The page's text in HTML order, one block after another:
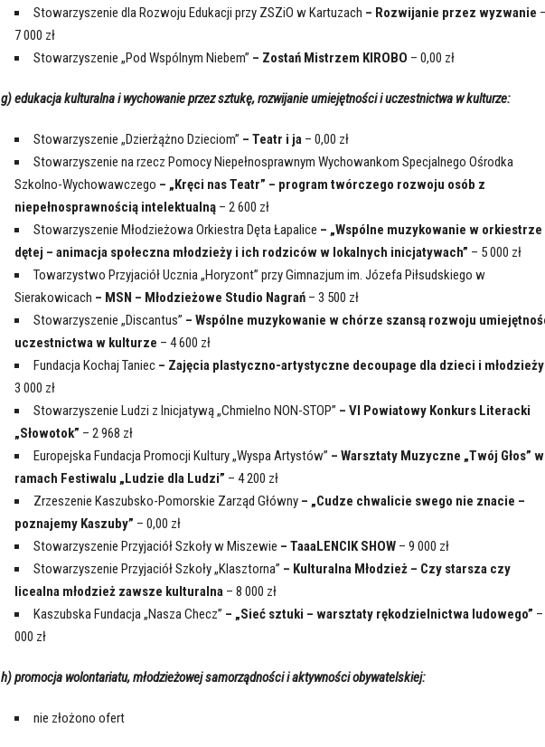
Stowarzyszenie dla Rozwoju Edukacji przy ZSZiO w Kartuzach – Rozwijanie przez wyzwanie
7 000 zł
Stowarzyszenie „Pod Wspólnym Niebem” – Zostań Mistrzem KIROBO – 0,00 zł
g) edukacja kulturalna i wychowanie przez sztukę, rozwijanie umiejętności i uczestnictwa w kulturze:
Stowarzyszenie „Dzierżążno Dzieciom” – Teatr i ja – 0,00 zł
Stowarzyszenie na rzecz Pomocy Niepełnosprawnym Wychowankom Specjalnego Ośrodka
Szkolno-Wychowawczego – „Kręci nas Teatr” – program twórczego rozwoju osób z
niepełnosprawnością intelektualną– 2 600 zł
Stowarzyszenie Młodzieżowa Orkiestra Dęta Łapalice – „Wspólne muzykowanie w orkiestrze
dętej – animacja społeczna młodzieży i ich rodziców w lokalnych inicjatywach” – 5 000 zł
Towarzystwo Przyjaciół Ucznia „Horyzont” przy Gimnazjum im. Józefa Piłsudskiego w
Sierakowicach – MSN – Młodzieżowe Studio Nagrań– 3 500 zł
Stowarzyszenie „Discantus” – Wspólne muzykowanie w chórze szansą rozwoju
uczestnictwa w kulturze – 4 600 zł
Fundacja Kochaj Taniec – Zajęcia plastyczno-artystyczne decoupage dla dzieci i młodzieży
3 000 zł
Stowarzyszenie Ludzi z Inicjatywą „Chmielno NON-STOP” – VI Powiatowy Konkurs Literacki
„Słowotok” – 2 968 zł
Europejska Fundacja Promocji Kultury „Wyspa Artystów” – Warsztaty Muzyczne „Twój Głos” w
ramach Festiwalu „Ludzie dla Ludzi” – 4 200 zł
Zrzeszenie Kaszubsko-Pomorskie Zarząd Główny– „Cudze chwalicie swego nie znacie –
poznajemy Kaszuby” – 0,00 zł
Stowarzyszenie Przyjaciół Szkoły w Miszewie – TaaaLENCIK SHOW– 9 000 zł
Stowarzyszenie Przyjaciół Szkoły „Klasztorna” – Kulturalna Młodzież – Czy starsza czy
licealna młodzież zawsze kulturalna – 8 000 zł
Kaszubska Fundacja „Nasza Checz” – „Sieć sztuki – warsztaty rękodzielnictwa ludowego”
000 zł
h) promocja wolontariatu, młodzieżowej samorządności i aktywności obywatelskiej:
nie złożono ofert